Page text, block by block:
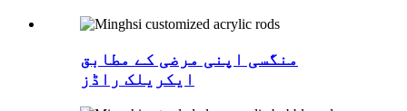
منگسی اپنی مرضی کے مطابق
ایکریلک راڈز